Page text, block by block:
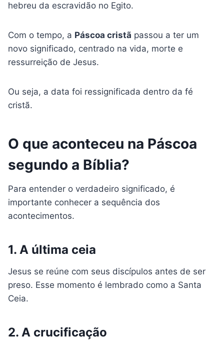
hebreu da escravidão no Egito.
Com o tempo, a Páscoa cristã passou a ter um
novo significado, centrado na vida, morte e
ressurreição de Jesus.
Ou seja, a data foi ressignificada dentro da fé
cristã.
O que aconteceu na Páscoa
segundo a Bíblia?
Para entender o verdadeiro significado, é
importante conhecer a sequência dos
acontecimentos.
1. A última ceia
Jesus se reúne com seus discípulos antes de ser
preso. Esse momento é lembrado como a Santa
Ceia.
2. A crucificação